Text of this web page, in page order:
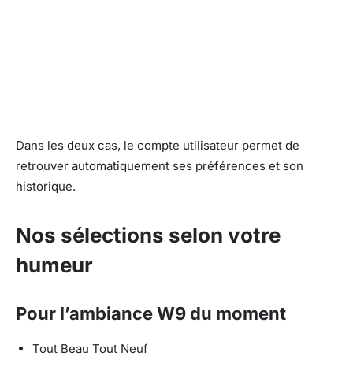
Dans les deux cas, le compte utilisateur permet de
retrouver automatiquement ses préférences et son
historique.
Nos sélections selon votre
humeur
Pour l’ambiance W9 du moment
Tout Beau Tout Neuf